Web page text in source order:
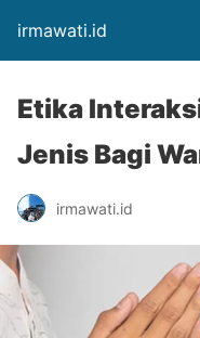
irmawati.id
Etika
Jenis Bagi
irmawati.id